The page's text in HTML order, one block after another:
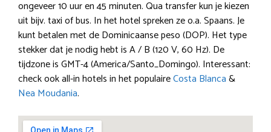
ongeveer 10 uur en 45 minuten. Qua transfer kun je kiezen
uit bijv. taxi of bus. In het hotel spreken ze o.a. Spaans. Je
kunt betalen met de Dominicaanse peso (DOP). Het type
stekker dat je nodig hebt is A / B (120 V, 60 Hz). De
tijdzone is GMT-4 (America/Santo_Domingo). Interessant:
check ook all-in hotels in het populaireCosta Blanca&
Nea Moudania.